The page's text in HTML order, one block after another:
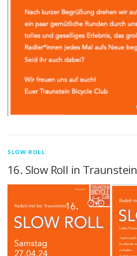
SLOW ROLL
16. Slow Roll in Traunstein